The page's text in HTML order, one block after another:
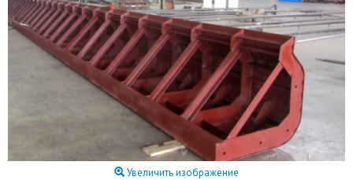
Увеличить изображение